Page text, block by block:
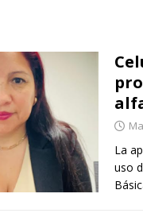
La
uso